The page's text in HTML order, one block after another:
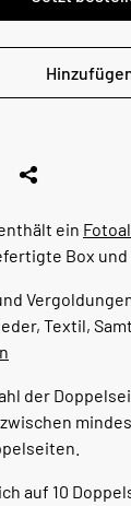
ein
Box und
Textil,
der
auf 10